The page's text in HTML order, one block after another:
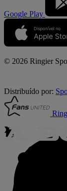
Google Play
© 2026 Ringier
Distribuído por: